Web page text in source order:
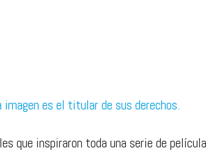
que inspiraron toda una serie de